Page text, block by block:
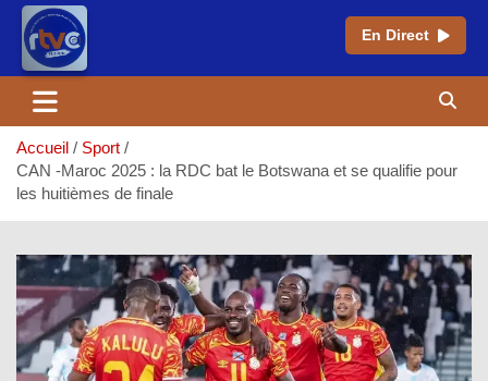
En Direct
contenu
Accueil
Sport
CAN -Maroc 2025 : la RDC bat le Botswana et se qualifie pour
les huitièmes de finale